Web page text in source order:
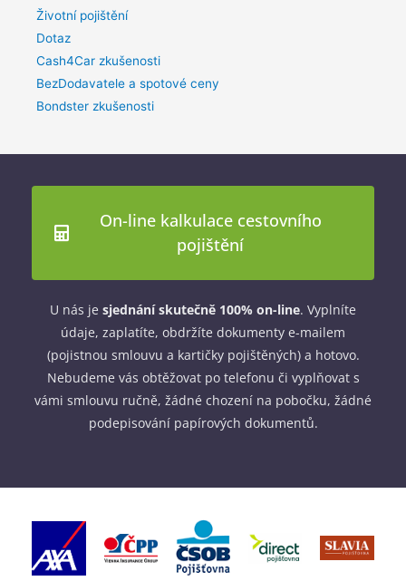
Životní pojištění
Dotaz
Cash4Car zkušenosti
BezDodavatele a spotové ceny
Bondster zkušenosti
On-line kalkulace cestovního
pojištění
U nás je sjednání skutečně 100% on-line. Vyplníte
údaje, zaplatíte, obdržíte dokumenty e-mailem
(pojistnou smlouvu a kartičky pojištěných) a hotovo.
Nebudeme vás obtěžovat po telefonu či vyplňovat s
vámi smlouvu ručně, žádné chození na pobočku, žádné
podepisování papírových dokumentů.